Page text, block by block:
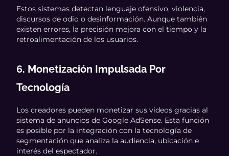
Estos sistemas detectan lenguaje ofensivo, violencia,
discursos de odio o desinformación. Aunque también
existen errores, la precisión mejora con el tiempo y la
retroalimentación de los usuarios.
6. Monetización Impulsada Por
Tecnología
Los creadores pueden monetizar sus videos gracias al
sistema de anuncios de Google AdSense. Esta función
es posible por la integración con la tecnología de
segmentación que analiza la audiencia, ubicación e
interés del espectador.